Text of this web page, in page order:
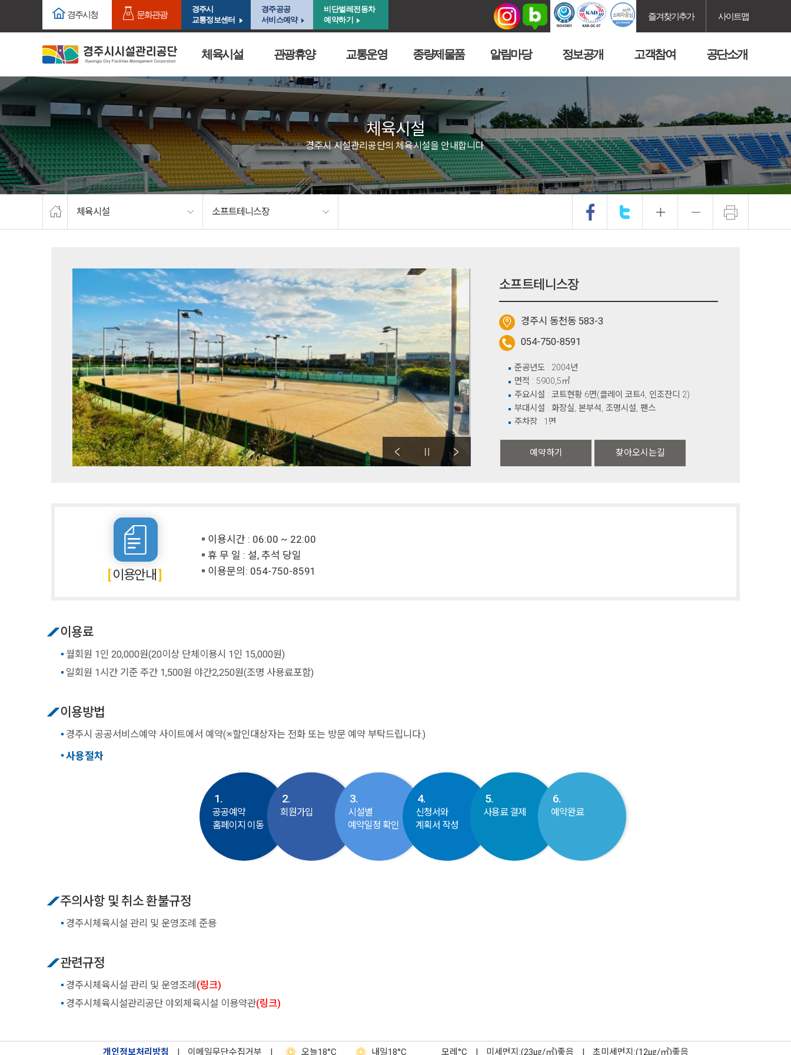
주요메뉴로 건너뛰기
경주시청 문화관광
경주시
교통정보센터
경주공공
서비스예약
비단벌레전동차
예약하기
즐겨찾기추가 사이트맵
체육시설 관광휴양 교통운영 종량제물품 알림마당 정보공개 고객참여 공단소개
체육시설
경주시 시설관리공단의 체육시설을 안내합니다.
체육시설 소프트테니스장
소프트테니스장
경주시 동천동 583-3
054-750-8591
예약하기 찾아오시는길
준공년도 : 2004년
면적 : 5900,5㎡
주요시설 : 코트현황 6면(클레이 코트4, 인조잔디 2)
부대시설 : 화장실, 본부석, 조명시설, 팬스
주차장 : 1면
이용안내
이용시간 : 06:00 ~ 22:00
휴 무 일 : 설, 추석 당일
이용문의: 054-750-8591
이용료
월회원 1인 20,000원(20이상 단체이용시 1인 15,000원)
일회원 1시간 기준 주간 1,500원 야간2,250원(조명 사용료포함)
이용방법
경주시 공공서비스예약 사이트에서 예약(※할인대상자는 전화 또는 방문 예약 부탁드립니다.)
사용절차
1.
공공예약
홈페이지 이동
2.
회원가입
3.
시설별
예약일정 확인
4.
신청서와
계획서 작성
5.
사용료 결제
6.
예약완료
주의사항 및 취소 환불규정
경주시체육시설 관리 및 운영조례 준용
관련규정
경주시체육시설 관리 및 운영조례 (링크)
경주시체육시설관리공단 야외체육시설 이용약관(링크)
개인정보처리방침 | 이메일무단수집거부 | 오늘18°C 내일18°C 모레 °C | 미세먼지:(23㎍/㎥)좋음 | 초미세먼지:(12㎍/㎥)좋음